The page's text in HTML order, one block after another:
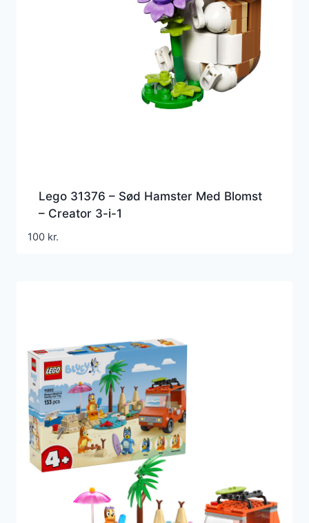
Lego 31376 – Sød Hamster Med Blomst
– Creator 3-i-1
100 kr.